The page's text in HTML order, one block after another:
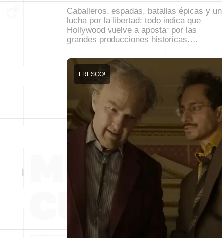
Caballeros, espadas, batallas épicas y
lucha por la libertad: todo indica que
Hollywood vuelve a apostar por las
grandes producciones históricas.…
FRESCO!